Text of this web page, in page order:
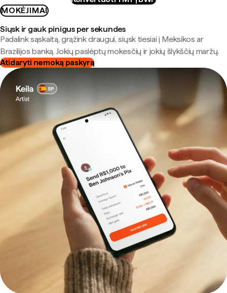
MOKĖJIMAI
Siųsk ir gauk pinigus per sekundes
Padalink sąskaitą, grąžink draugui, siųsk tiesiai į Meksikos ar
Brazilijos banką. Jokių paslėptų mokesčių ir jokių šlykščių maržų.
Atidaryti nemoką paskyrą